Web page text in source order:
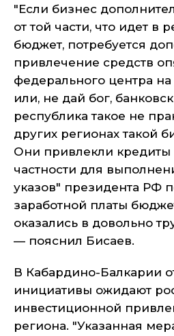
"Если бизнес
от той части, что идет в
бюджет, потребуется
привлечение средств
федерального центра на
или, не дай бог,
республика такое не
других регионах такой
Они привлекли кредиты
частности для
указов" президента РФ
заработной платы
оказались в довольно
— пояснил Бисаев.
В Кабардино-Балкарии
инициативы ожидают
инвестиционной
региона. "Указанная